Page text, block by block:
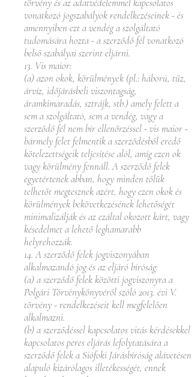
törvény és az adatvédelemmel kapcsolatos
vonatkozó jogszabályok rendelkezéseinek - és
amennyiben ezt a vendég a szolgáltató
tudomására hozta - a szerződő fél vonatkozó
belső szabályai szerint eljárni.
13. Vis maior:
(a) azon okok, körülmények (pl.: háború, tűz,
árvíz, időjárásbeli viszontagság,
áramkimaradás, sztrájk, stb.) amely felett a
sem a szolgáltató, sem a vendég, vagy a
szerződő fél nem bír ellenőrzéssel - vis maior -
bármely felet felmentik a szerződésből eredő
kötelezettségeik teljesítése alól, amíg ezen ok
vagy körülmény fennáll. A szerződő felek
egyetértenek abban, hogy minden tőlük
telhetőt megtesznek azért, hogy ezen okok és
körülmények bekövetkezésének lehetőségét
minimalizálják és az ezáltal okozott kárt, vagy
késedelmet a lehető leghamarabb
helyrehozzák.
14. A szerződő felek jogviszonyában
alkalmazandó jog és az eljáró bíróság:
(a) a szerződő felek közötti jogviszonyra a
Polgári Törvénykönyvéről szóló 2013. évi V.
törvény - rendelkezéseit kell megfelelően
alkalmazni.
(b) a szerződéssel kapcsolatos vitás kérdésekkel
kapcsolatos peres eljárás lefolytatására a
szerződő felek a Siófoki Járásbíróság alávetésen
alapuló kizárólagos illetékességét, ennek